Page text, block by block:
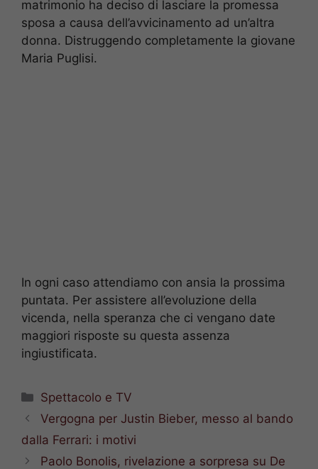
matrimonio ha deciso di lasciare la promessa
sposa a causa dell’avvicinamento ad un’altra
donna. Distruggendo completamente la giovane
Maria Puglisi.
In ogni caso attendiamo con ansia la prossima
puntata. Per assistere all’evoluzione della
vicenda, nella speranza che ci vengano date
maggiori risposte su questa assenza
ingiustificata.
Categorie
Spettacolo e TV
Vergogna per Justin Bieber, messo al bando
dalla Ferrari: i motivi
Paolo Bonolis, rivelazione a sorpresa su De